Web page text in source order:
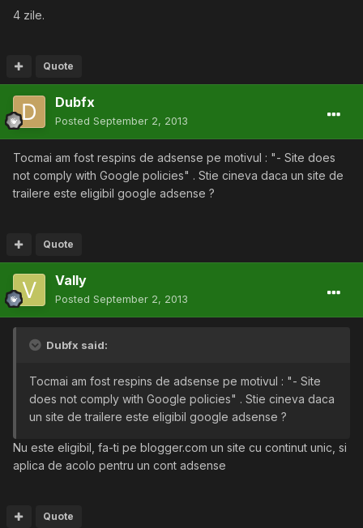
4 zile.
Quote
Dubfx
Posted September 2, 2013
Tocmai am fost respins de adsense pe motivul : "- Site does
not comply with Google policies" . Stie cineva daca un site de
trailere este eligibil google adsense ?
Quote
Vally
Posted September 2, 2013
Dubfx said:
Tocmai am fost respins de adsense pe motivul : "- Site
does not comply with Google policies" . Stie cineva daca
un site de trailere este eligibil google adsense ?
Nu este eligibil, fa-ti pe blogger.com un site cu continut unic, si
aplica de acolo pentru un cont adsense
Quote